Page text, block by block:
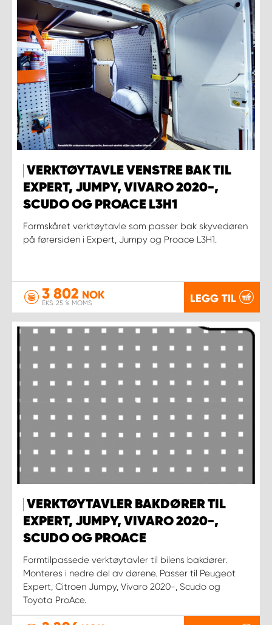
VERKTØYTAVLE VENSTRE BAK TIL
EXPERT, JUMPY, VIVARO 2020-,
SCUDO OG PROACE L3H1
Formskåret verktøytavle som passer bak skyvedøren
på førersiden i Expert, Jumpy og Proace L3H1.
3 802 NOK
EKS. 25 % MOMS LEGG TIL
VERKTØYTAVLER BAKDØRER TIL
EXPERT, JUMPY, VIVARO 2020-,
SCUDO OG PROACE
Formtilpassede verktøytavler til bilens bakdører.
Monteres i nedre del av dørene. Passer til Peugeot
Expert, Citroen Jumpy, Vivaro 2020-, Scudo og
Toyota ProAce.